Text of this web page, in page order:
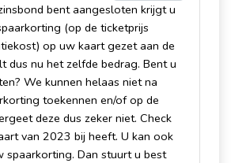
bent aangesloten krijgt u
(op de ticketprijs
op uw kaart gezet aan de
dus nu het zelfde bedrag. Bent u
We kunnen helaas niet na
toekennen en/of op de
deze dus zeker niet. Check
van 2023 bij heeft. U kan ook
spaarkorting. Dan stuurt u best